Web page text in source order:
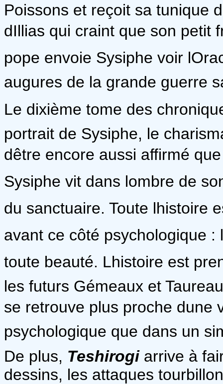
Poissons et reçoit sa tunique
dIllias qui craint que son
pope envoie Sysiphe voir
augures de la grande guerre
Le dixième tome des
portrait de Sysiphe, le
dêtre encore aussi affirmé
Sysiphe vit dans lombre de
du sanctuaire. Toute lhistoire
avant ce côté psychologique :
toute beauté. Lhistoire est
les futurs Gémeaux et
se retrouve plus proche dune
psychologique que dans un
De plus, Teshirogiarrive à
dessins, les attaques